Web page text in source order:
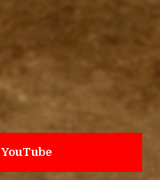
YouTube